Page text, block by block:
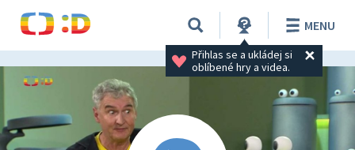
Přihlas se a ukládej si
oblíbené hry a videa.
MENU